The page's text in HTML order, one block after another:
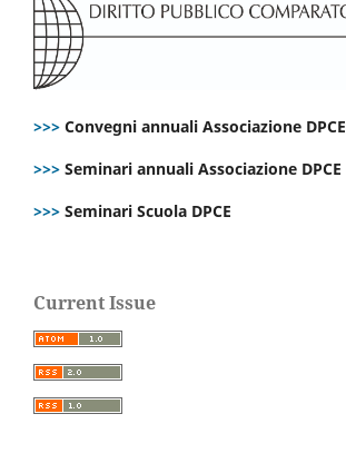
>>> Convegni annuali Associazione DPCE
>>> Seminari annuali Associazione DPCE
>>> Seminari Scuola DPCE
Current Issue